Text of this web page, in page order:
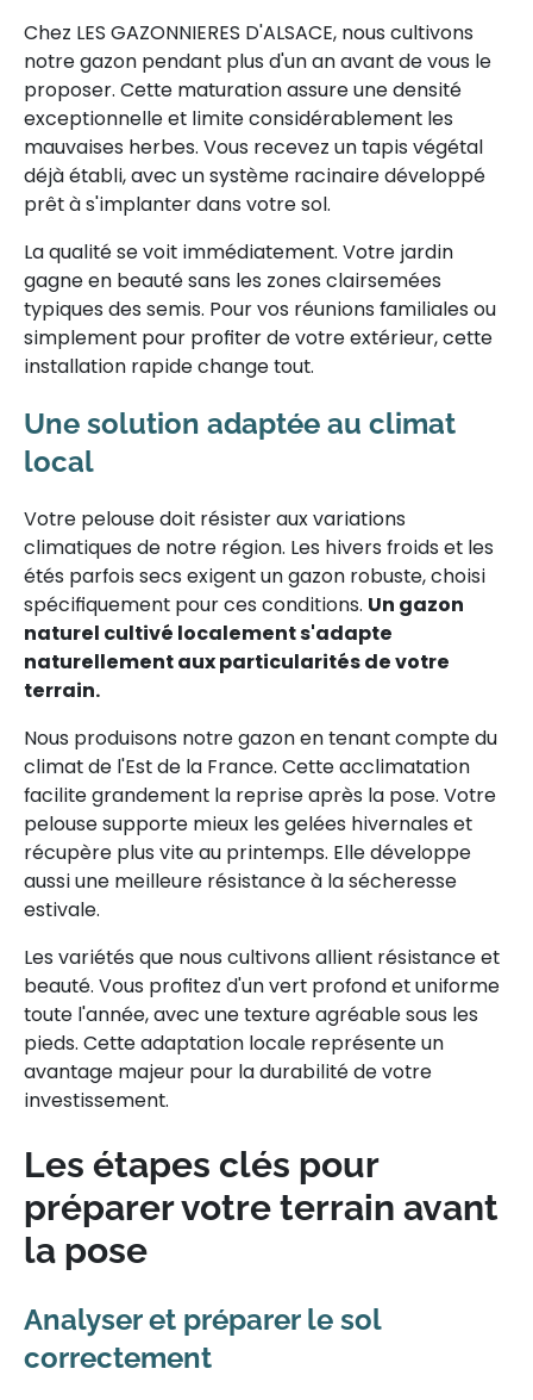
Chez LES GAZONNIERES D'ALSACE, nous cultivons
notre gazon pendant plus d'un an avant de vous le
proposer. Cette maturation assure une densité
exceptionnelle et limite considérablement les
mauvaises herbes. Vous recevez un tapis végétal
déjà établi, avec un système racinaire développé
prêt à s'implanter dans votre sol.
La qualité se voit immédiatement. Votre jardin
gagne en beauté sans les zones clairsemées
typiques des semis. Pour vos réunions familiales ou
simplement pour profiter de votre extérieur, cette
installation rapide change tout.
Une solution adaptée au climat
local
Votre pelouse doit résister aux variations
climatiques de notre région. Les hivers froids et les
étés parfois secs exigent un gazon robuste, choisi
spécifiquement pour ces conditions. Un gazon
naturel cultivé localement s'adapte
naturellement aux particularités de votre
terrain.
Nous produisons notre gazon en tenant compte du
climat de l'Est de la France. Cette acclimatation
facilite grandement la reprise après la pose. Votre
pelouse supporte mieux les gelées hivernales et
récupère plus vite au printemps. Elle développe
aussi une meilleure résistance à la sécheresse
estivale.
Les variétés que nous cultivons allient résistance et
beauté. Vous profitez d'un vert profond et uniforme
toute l'année, avec une texture agréable sous les
pieds. Cette adaptation locale représente un
avantage majeur pour la durabilité de votre
investissement.
Les étapes clés pour
préparer votre terrain avant
la pose
Analyser et préparer le sol
correctement